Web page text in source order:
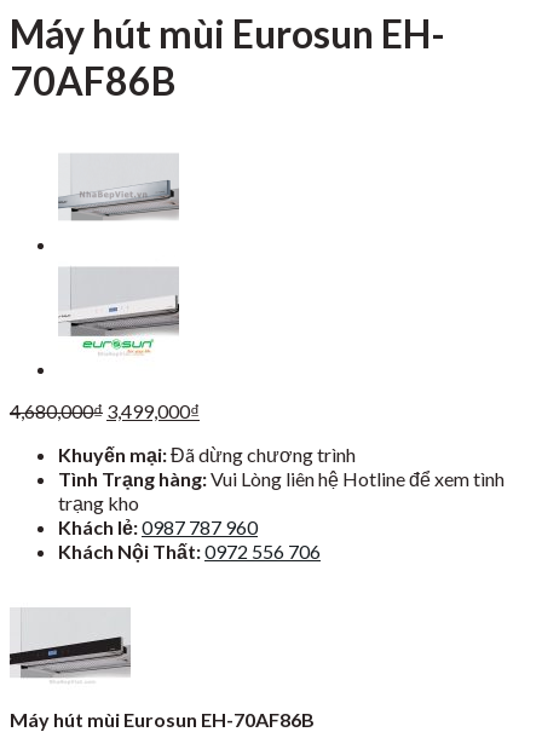
Máy hút mùi Eurosun EH-
70AF86B
4,680,000₫ Giá
là:
4,680,000₫.
3,499,000₫
tại
là:
Khuyến mại:Đã dừng chương trình
Tình Trạng hàng:Vui Lòng liên hệ Hotline để xem tình
trạng kho
Khách lẻ:0987 787 960
Khách Nội Thất:0972 556 706
Máy hút mùi Eurosun EH-70AF86B